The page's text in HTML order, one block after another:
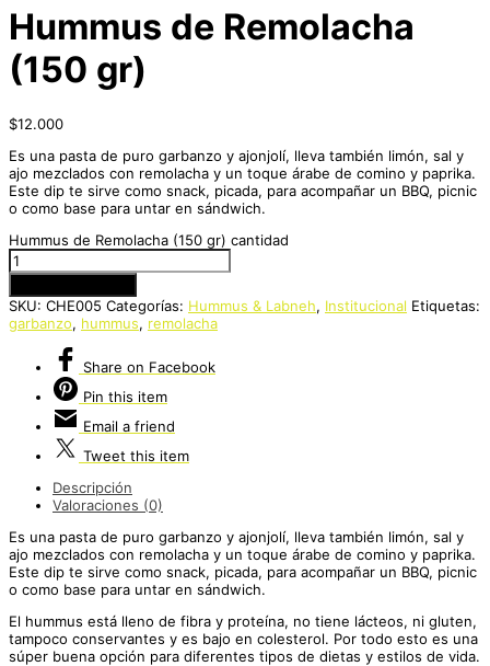
Hummus de Remolacha
(150 gr)
$12.000
Es una pasta de puro garbanzo y ajonjolí, lleva también limón, sal y
ajo mezclados con remolacha y un toque árabe de comino y paprika.
Este dip te sirve como snack, picada, para acompañar un BBQ, picnic
o como base para untar en sándwich.
Hummus de Remolacha (150 gr) cantidad
SKU: CHE005 Categorías: Hummus & Labneh, Institucional Etiquetas:
garbanzo, hummus, remolacha
Share on Facebook
Pin this item
Email a friend
Tweet this item
Descripción
Valoraciones (0)
Es una pasta de puro garbanzo y ajonjolí, lleva también limón, sal y
ajo mezclados con remolacha y un toque árabe de comino y paprika.
Este dip te sirve como snack, picada, para acompañar un BBQ, picnic
o como base para untar en sándwich.
El hummus está lleno de fibra y proteína, no tiene lácteos, ni gluten,
tampoco conservantes y es bajo en colesterol. Por todo esto es una
súper buena opción para diferentes tipos de dietas y estilos de vida.